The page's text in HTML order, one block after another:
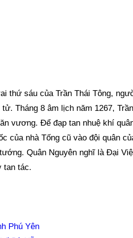
thứ sáu của Trần Thái Tông,
Tháng 8 âm lịch năm 1267, Trần
vương. Để đạp tan nhuệ khí
của nhà Tống cũ vào đội quân
Quân Nguyên nghĩ là Đại
tan tác.
Phú Yên